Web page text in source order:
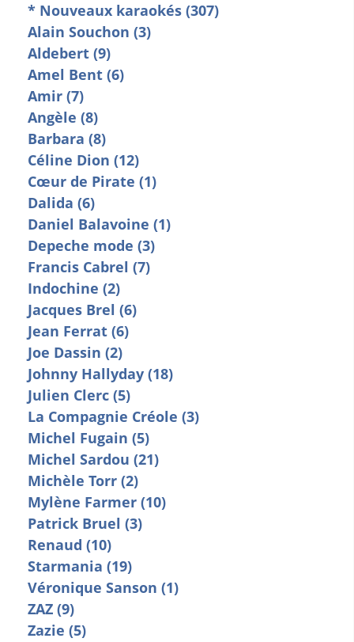
* Nouveaux karaokés (307)
Alain Souchon (3)
Aldebert (9)
Amel Bent (6)
Amir (7)
Angèle (8)
Barbara (8)
Céline Dion (12)
Cœur de Pirate (1)
Dalida (6)
Daniel Balavoine (1)
Depeche mode (3)
Francis Cabrel (7)
Indochine (2)
Jacques Brel (6)
Jean Ferrat (6)
Joe Dassin (2)
Johnny Hallyday (18)
Julien Clerc (5)
La Compagnie Créole (3)
Michel Fugain (5)
Michel Sardou (21)
Michèle Torr (2)
Mylène Farmer (10)
Patrick Bruel (3)
Renaud (10)
Starmania (19)
Véronique Sanson (1)
ZAZ (9)
Zazie (5)